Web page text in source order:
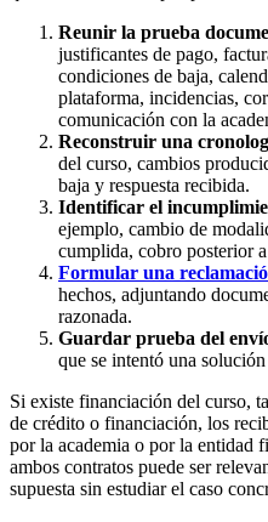
Reunir la prueba
justificantes de pago,
condiciones de baja,
plataforma, incidencias,
comunicación con la
Reconstruir una
del curso, cambios
baja y respuesta recibida.
Identificar el
ejemplo, cambio de
cumplida, cobro posterior
Formular una
hechos, adjuntando
razonada.
Guardar prueba del
que se intentó una
Si existe financiación del curso,
de crédito o financiación, los
por la academia o por la entidad
ambos contratos puede ser
supuesta sin estudiar el caso